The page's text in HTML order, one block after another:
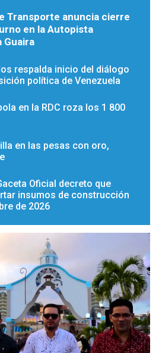
Transporte anuncia cierre
en la Autopista
Guaira
respalda inicio del diálogo
política de Venezuela
en la RDC roza los 1 800
en las pesas con oro,
Oficial decreto que
insumos de construcción
de 2026